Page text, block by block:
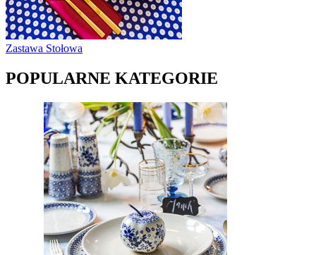
Zastawa Stołowa
POPULARNE KATEGORIE